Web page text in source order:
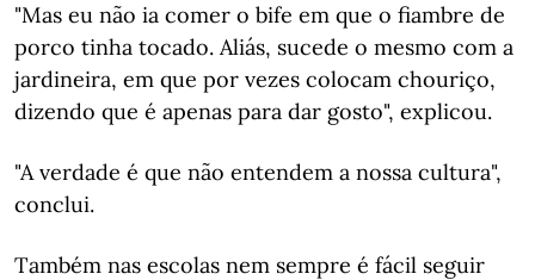
"Mas eu não ia comer o bife em que o fiambre de
porco tinha tocado. Aliás, sucede o mesmo com a
jardineira, em que por vezes colocam chouriço,
dizendo que é apenas para dar gosto", explicou.
"A verdade é que não entendem a nossa cultura",
conclui.
Também nas escolas nem sempre é fácil seguir